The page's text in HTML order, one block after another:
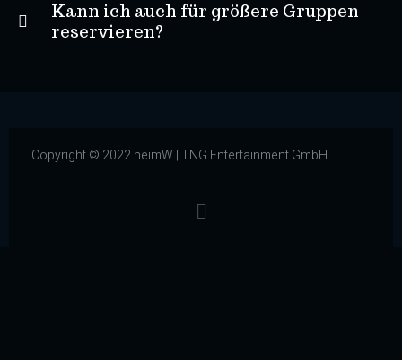
Kann ich auch für größere Gruppen
reservieren?
Copyright © 2022 heimW | TNG Entertainment GmbH